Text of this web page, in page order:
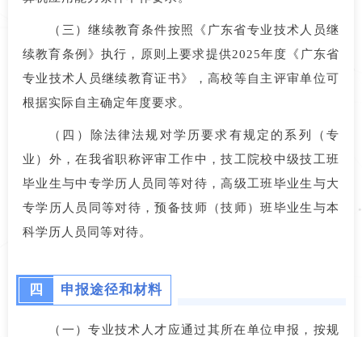
（三）继续教育条件按照《广东省专业技术人员继
续教育条例》执行，原则上要求提供2025年度《广东省
专业技术人员继续教育证书》，高校等自主评审单位可
根据实际自主确定年度要求。
（四）除法律法规对学历要求有规定的系列（专
业）外，在我省职称评审工作中，技工院校中级技工班
毕业生与中专学历人员同等对待，高级工班毕业生与大
专学历人员同等对待，预备技师（技师）班毕业生与本
科学历人员同等对待。
四 申报途径和材料
（一）专业技术人才应通过其所在单位申报，按规